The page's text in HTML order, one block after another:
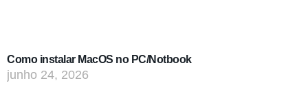
Como instalar MacOS no PC/Notbook
junho 24, 2026